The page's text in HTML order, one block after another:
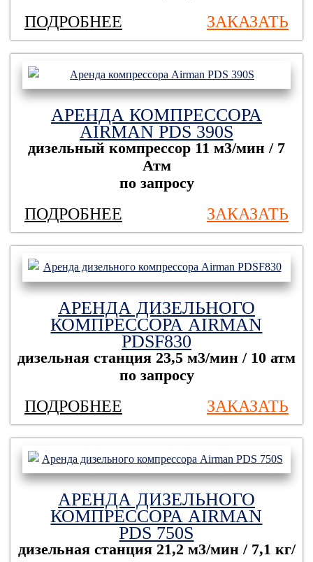
ПОДРОБНЕЕ ЗАКАЗАТЬ
АРЕНДА КОМПРЕССОРА
AIRMAN PDS 390S
дизельный компрессор 11 м3/мин / 7
Атм
по запросу
ПОДРОБНЕЕ ЗАКАЗАТЬ
АРЕНДА ДИЗЕЛЬНОГО
КОМПРЕССОРА AIRMAN
PDSF830
дизельная станция 23,5 м3/мин / 10 атм
по запросу
ПОДРОБНЕЕ ЗАКАЗАТЬ
АРЕНДА ДИЗЕЛЬНОГО
КОМПРЕССОРА AIRMAN
PDS 750S
дизельная станция 21,2 м3/мин / 7,1 кг/